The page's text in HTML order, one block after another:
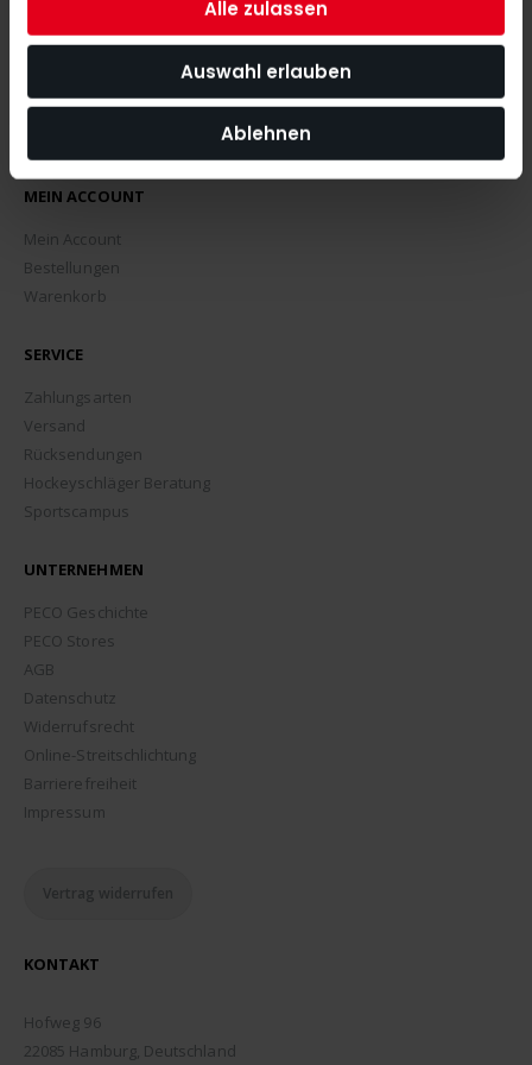
Alle zulassen
Auswahl erlauben
Ablehnen
MEIN ACCOUNT
Mein Account
Bestellungen
Warenkorb
SERVICE
Zahlungsarten
Versand
Rücksendungen
Hockeyschläger Beratung
Sportscampus
UNTERNEHMEN
PECO Geschichte
PECO Stores
AGB
Datenschutz
Widerrufsrecht
Online-Streitschlichtung
Barrierefreiheit
Impressum
Vertrag widerrufen
KONTAKT
Hofweg 96
22085 Hamburg, Deutschland